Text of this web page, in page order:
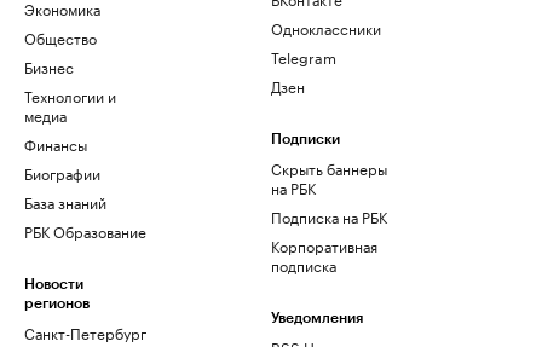
Экономика
Общество
Бизнес
Технологии и
медиа
Финансы
Биографии
База знаний
РБК Образование
Новости
регионов
Санкт-Петербург
Одноклассники
Telegram
Дзен
Подписки
Скрыть баннеры
на РБК
Подписка на РБК
Корпоративная
подписка
Уведомления